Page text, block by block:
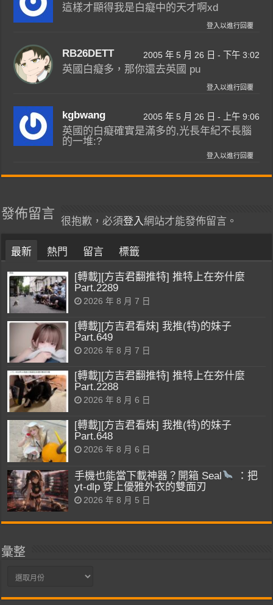
這樣才顯得我是白癡中的天才啊xd
登入以進行回覆
RB26DETT 2005 年 5 月 26 日 - 下午 3:02
英國白癡多，那你還去英國 pu
登入以進行回覆
kgbwang 2005 年 5 月 26 日 - 上午 9:06
英國的白癡確實是滿多的,光長年紀不長腦
的一堆:?
登入以進行回覆
發佈留言
很抱歉，必須登入網站才能發佈留言。
最新 熱門 留言 標籤
[轉載][方吉君翻推特] 推特上在夯什麼
Part.2289
2026 年 8 月 7 日
[轉載][方吉君看妹] 我推(特)的妹子
Part.649
2026 年 8 月 7 日
[轉載][方吉君翻推特] 推特上在夯什麼
Part.2288
2026 年 8 月 6 日
[轉載][方吉君看妹] 我推(特)的妹子
Part.648
2026 年 8 月 6 日
手機也能當下載神器？開箱 Seal
：把
yt-dlp 穿上優雅外衣的雙面刃
2026 年 8 月 5 日
彙整
彙